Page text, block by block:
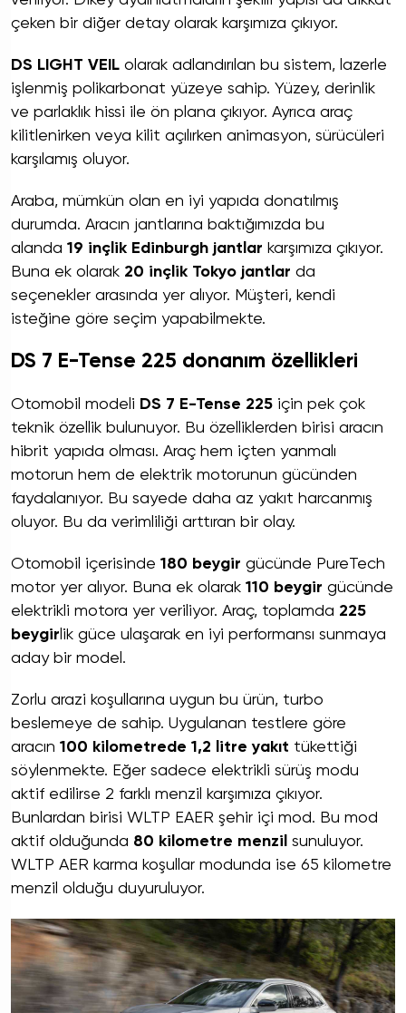
çeken bir diğer detay olarak karşımıza çıkıyor.
DS LIGHT VEIL olarak adlandırılan bu sistem, lazerle
işlenmiş polikarbonat yüzeye sahip. Yüzey, derinlik
ve parlaklık hissi ile ön plana çıkıyor. Ayrıca araç
kilitlenirken veya kilit açılırken animasyon, sürücüleri
karşılamış oluyor.
Araba, mümkün olan en iyi yapıda donatılmış
durumda. Aracın jantlarına baktığımızda bu
alanda 19 inçlik Edinburgh jantlar karşımıza çıkıyor.
Buna ek olarak 20 inçlik Tokyo jantlar da
seçenekler arasında yer alıyor. Müşteri, kendi
isteğine göre seçim yapabilmekte.
DS 7 E-Tense 225 donanım özellikleri
Otomobil modeli DS 7 E-Tense 225 için pek çok
teknik özellik bulunuyor. Bu özelliklerden birisi aracın
hibrit yapıda olması. Araç hem içten yanmalı
motorun hem de elektrik motorunun gücünden
faydalanıyor. Bu sayede daha az yakıt harcanmış
oluyor. Bu da verimliliği arttıran bir olay.
Otomobil içerisinde 180 beygir gücünde PureTech
motor yer alıyor. Buna ek olarak 110 beygir gücünde
elektrikli motora yer veriliyor. Araç, toplamda 225
beygir lik güce ulaşarak en iyi performansı sunmaya
aday bir model.
Zorlu arazi koşullarına uygun bu ürün, turbo
beslemeye de sahip. Uygulanan testlere göre
aracın 100 kilometrede 1,2 litre yakıt tükettiği
söylenmekte. Eğer sadece elektrikli sürüş modu
aktif edilirse 2 farklı menzil karşımıza çıkıyor.
Bunlardan birisi WLTP EAER şehir içi mod. Bu mod
aktif olduğunda 80 kilometre menzil sunuluyor.
WLTP AER karma koşullar modunda ise 65 kilometre
menzil olduğu duyuruluyor.